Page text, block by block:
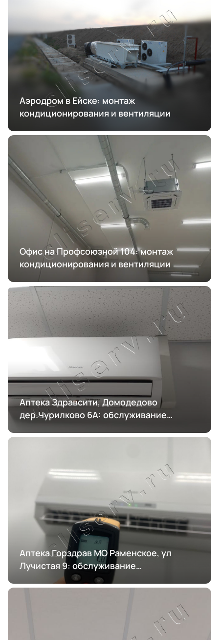
Аэродром в Ейске: монтаж
кондиционирования и вентиляции
Офис на Профсоюзной 104: монтаж
кондиционирования и вентиляции
Аптека Здравсити, Домодедово
дер.Чурилково 6А: обслуживание
Аптека Горздрав МО Раменское, ул
Лучистая 9: обслуживание
кондиционирования